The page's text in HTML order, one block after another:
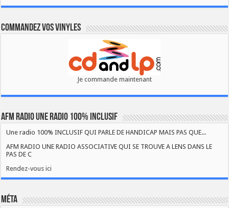
Commandez vos vinyles
Je commande maintenant
AFM RADIO UNE RADIO 100% INCLUSIF
Une radio 100% INCLUSIF QUI PARLE DE HANDICAP MAIS PAS QUE...
AFM RADIO UNE RADIO ASSOCIATIVE QUI SE TROUVE A LENS DANS LE
PAS DE C
Rendez-vous ici
Méta